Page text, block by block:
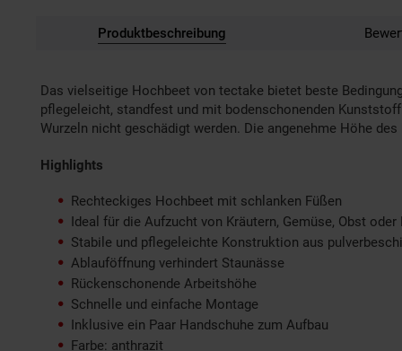
Produktbeschreibung
Das vielseitige Hochbeet von tectake bietet beste
pflegeleicht, standfest und mit bodenschonenden
Wurzeln nicht geschädigt werden. Die angenehme Höhe
Highlights
Rechteckiges Hochbeet mit schlanken Füßen
Ideal für die Aufzucht von Kräutern, Gemüse, Obst oder
Stabile und pflegeleichte Konstruktion aus
Ablauföffnung verhindert Staunässe
Rückenschonende Arbeitshöhe
Schnelle und einfache Montage
Inklusive ein Paar Handschuhe zum Aufbau
Farbe: anthrazit